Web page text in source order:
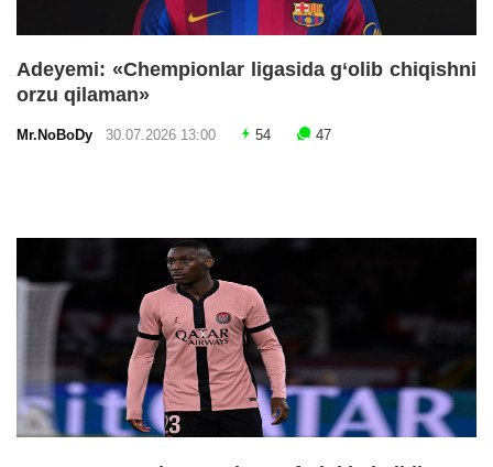
Adeyemi: «Chempionlar ligasida g‘olib chiqishni
orzu qilaman»
Mr.NoBoDy 30.07.2026 13:00 54 47